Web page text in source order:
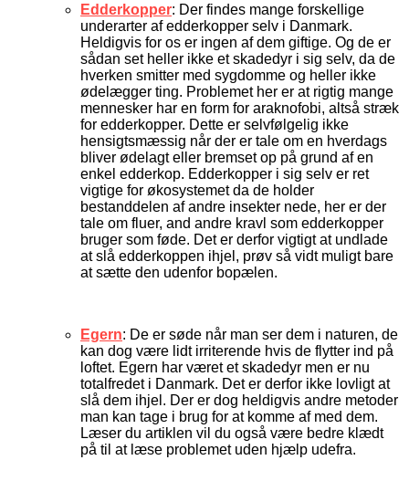
Edderkopper: Der findes mange forskellige
underarter af edderkopper selv i Danmark.
Heldigvis for os er ingen af dem giftige. Og de er
sådan set heller ikke et skadedyr i sig selv, da de
hverken smitter med sygdomme og heller ikke
ødelægger ting. Problemet her er at rigtig mange
mennesker har en form for araknofobi, altså stræk
for edderkopper. Dette er selvfølgelig ikke
hensigtsmæssig når der er tale om en hverdags
bliver ødelagt eller bremset op på grund af en
enkel edderkop. Edderkopper i sig selv er ret
vigtige for økosystemet da de holder
bestanddelen af andre insekter nede, her er der
tale om fluer, and andre kravl som edderkopper
bruger som føde. Det er derfor vigtigt at undlade
at slå edderkoppen ihjel, prøv så vidt muligt bare
at sætte den udenfor bopælen.
Egern: De er søde når man ser dem i naturen, de
kan dog være lidt irriterende hvis de flytter ind på
loftet. Egern har været et skadedyr men er nu
totalfredet i Danmark. Det er derfor ikke lovligt at
slå dem ihjel. Der er dog heldigvis andre metoder
man kan tage i brug for at komme af med dem.
Læser du artiklen vil du også være bedre klædt
på til at læse problemet uden hjælp udefra.